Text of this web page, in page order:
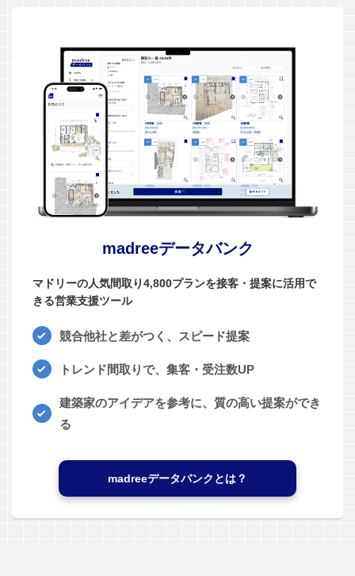
madreeデータバンク
マドリーの人気間取り4,800プランを接客・提案に活用で
きる営業支援ツール
競合他社と差がつく、スピード提案
トレンド間取りで、集客・受注数UP
建築家のアイデアを参考に、質の高い提案ができ
る
madreeデータバンクとは？